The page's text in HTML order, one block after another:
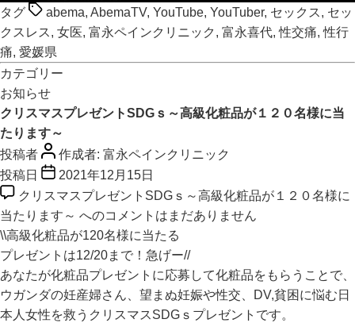
タグ abema, AbemaTV, YouTube, YouTuber, セックス, セッ
クスレス, 女医, 富永ペインクリニック , 富永喜代,性交痛,性行
痛, 愛媛県
カテゴリー
お知らせ
クリスマスプレゼントSDGｓ～高級化粧品が１２０名様に当
たります～
投稿者
作成者: 富永ペインクリニック
投稿日
2021年12月15日
クリスマスプレゼントSDGｓ～高級化粧品が１２０名様に
当たります～ へのコメントはまだありません
\\高級化粧品が120名様に当たる
プレゼントは12/20まで！急げー//
あなたが化粧品プレゼントに応募して化粧品をもらうことで、
ウガンダの妊産婦さん、望まぬ妊娠や性交、DV,貧困に悩む日
本人女性を救うクリスマスSDGｓプレゼントです。